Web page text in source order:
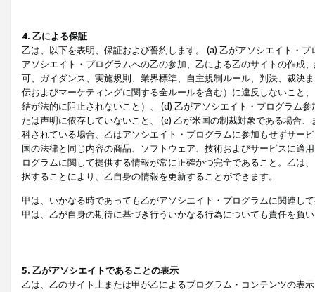
4. 乙による保証
乙は、以下を表明、保証および誓約します。 (a) 乙がアソシエイト・
アソシエイト・プログラムへの乙の参加、乙による乙のサイトの作成
可、ガイダンス、実施規則、業界標準、自主規制ルール、判決、裁決
伝およびマーケティングに関する全ルールを含む）に違反しないこと
結が法的に阻止されないこと）、 (d) 乙がアソシエイト・プログラム
たは声明に依存していないこと、 (e) 乙が米国の制裁対象である場合
科されている場合、乙はアソシエイト・プログラムに参加もせずサー
国の法律と同じ内容の商品、ソフトウェア、技術およびサービスに適
ログラムに関して提供する情報が常に正確かつ完全であること。乙は
択することにより、乙自身の情報を更新することができます。
甲は、いかなる時であっても乙がアソシエイト・プログラムに関連し
甲は、乙が自身の期待に基づき行ういかなる行為についても責任を負
5. 乙がアソシエイトであることの表示
乙は、乙のサイト上または甲が乙によるプログラム・コンテンツの表